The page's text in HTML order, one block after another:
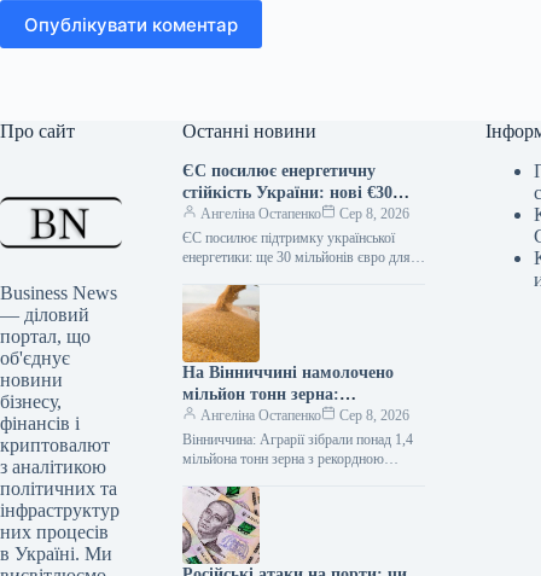
Опублікувати коментар
Про сайт
Business News
— діловий
портал, що
об'єднує
новини
бізнесу,
фінансів і
криптовалют
з аналітикою
політичних та
інфраструктур
них процесів
в Україні. Ми
Останні новини
ЄС посилює енергетичну
стійкість України: нові €30
мільйонів для Фонду
підтримки
Ангеліна Остапенко
Сер 8, 2026
ЄС посилює підтримку української
енергетики: ще 30 мільйонів євро для
src="https://media.interfax.com.ua/media/t
humbs/2026/01/rphdk/K7kTGAem7e2c.j
pg" alt="Європейський Союз вніс до
Фонду підтримки
На Вінниччині намолочено
мільйон тонн зерна:
урожайність перевищила
минулорічну
Ангеліна Остапенко
Сер 8, 2026
Вінниччина: Аграрії зібрали понад 1,4
мільйона тонн зерна з рекордною
зернобобових культур на Вінниччині
досяг…